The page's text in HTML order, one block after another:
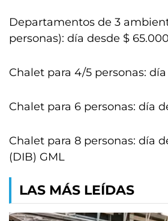
Departamentos de 3
personas): día desde $
Chalet para 4/5 personas:
Chalet para 6 personas: día
Chalet para 8 personas: día
(DIB) GML
LAS MÁS LEÍDAS